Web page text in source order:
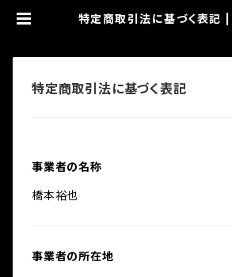
特定商取引法に基づく表記 |
特定商取引法に基づく表記
事業者の名称
橋本裕也
事業者の所在地